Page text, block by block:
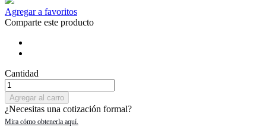
Agregar a favoritos
Comparte este producto
Cantidad
Agregar al carro
¿Necesitas una cotización formal?